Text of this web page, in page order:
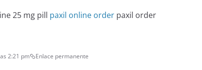
25 mg pill paxil online order paxil order
2:21 pm Enlace permanente